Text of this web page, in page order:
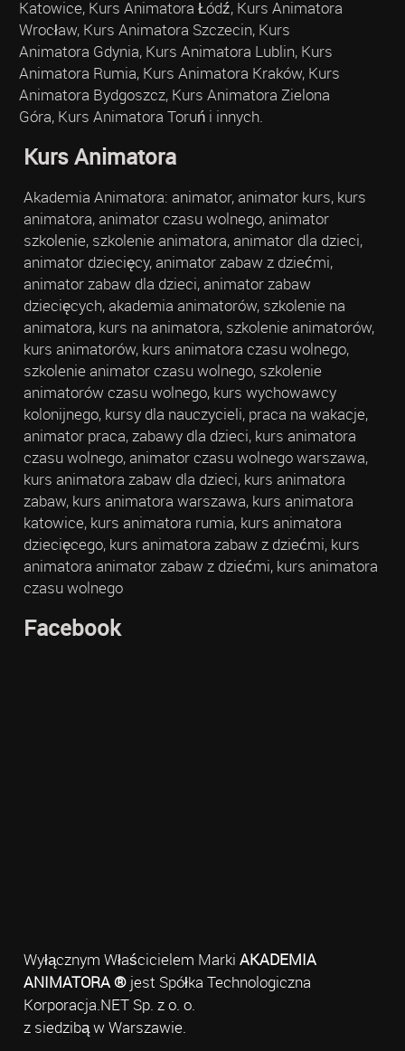
Katowice, Kurs Animatora Łódź, Kurs Animatora
Wrocław, Kurs Animatora Szczecin, Kurs
Animatora Gdynia, Kurs Animatora Lublin, Kurs
Animatora Rumia, Kurs Animatora Kraków, Kurs
Animatora Bydgoszcz, Kurs Animatora Zielona
Góra, Kurs Animatora Toruń i innych.
Kurs Animatora
Akademia Animatora: animator, animator kurs, kurs
animatora, animator czasu wolnego, animator
szkolenie, szkolenie animatora, animator dla dzieci,
animator dziecięcy, animator zabaw z dziećmi,
animator zabaw dla dzieci, animator zabaw
dziecięcych, akademia animatorów, szkolenie na
animatora, kurs na animatora, szkolenie animatorów,
kurs animatorów, kurs animatora czasu wolnego,
szkolenie animator czasu wolnego, szkolenie
animatorów czasu wolnego, kurs wychowawcy
kolonijnego, kursy dla nauczycieli, praca na wakacje,
animator praca, zabawy dla dzieci, kurs animatora
czasu wolnego, animator czasu wolnego warszawa,
kurs animatora zabaw dla dzieci, kurs animatora
zabaw, kurs animatora warszawa, kurs animatora
katowice, kurs animatora rumia, kurs animatora
dziecięcego, kurs animatora zabaw z dziećmi, kurs
animatora animator zabaw z dziećmi, kurs animatora
czasu wolnego
Facebook
Wyłącznym Właścicielem Marki AKADEMIA
ANIMATORA ®jest Spółka Technologiczna
Korporacja.NET Sp. z o. o.
z siedzibą w Warszawie.